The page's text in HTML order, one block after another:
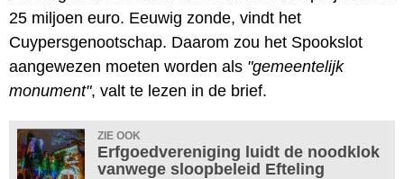
25 miljoen euro. Eeuwig zonde, vindt het
Cuypersgenootschap. Daarom zou het Spookslot
aangewezen moeten worden als "gemeentelijk
monument", valt te lezen in de brief.
ZIE OOK
Erfgoedvereniging luidt de noodklok
vanwege sloopbeleid Efteling